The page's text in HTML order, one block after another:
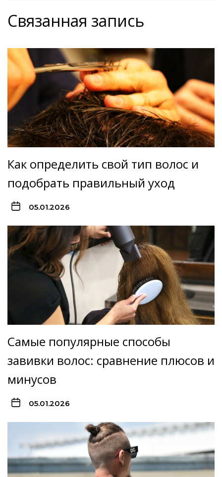
Связанная запись
Как определить свой тип волос и
подобрать правильный уход
05.01.2026
Самые популярные способы
завивки волос: сравнение плюсов и
минусов
05.01.2026